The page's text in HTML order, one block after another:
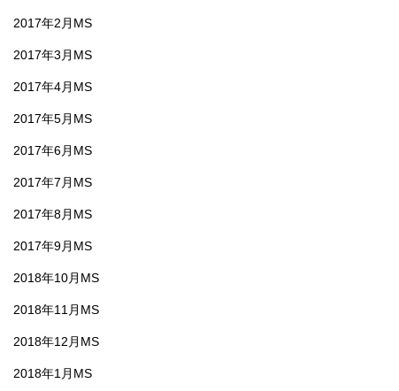
2017年2月MS
2017年3月MS
2017年4月MS
2017年5月MS
2017年6月MS
2017年7月MS
2017年8月MS
2017年9月MS
2018年10月MS
2018年11月MS
2018年12月MS
2018年1月MS